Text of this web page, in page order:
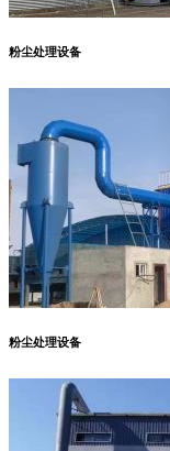
粉尘处理设备
粉尘处理设备